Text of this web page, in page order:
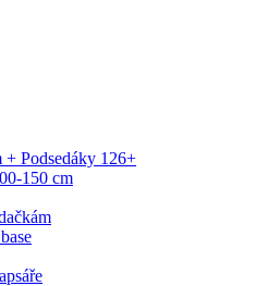
+ Podsedáky 126+
150 cm